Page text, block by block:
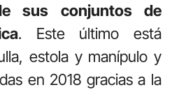
sus conjuntos de
. Este último está
estola y manípulo y
en 2018 gracias a la